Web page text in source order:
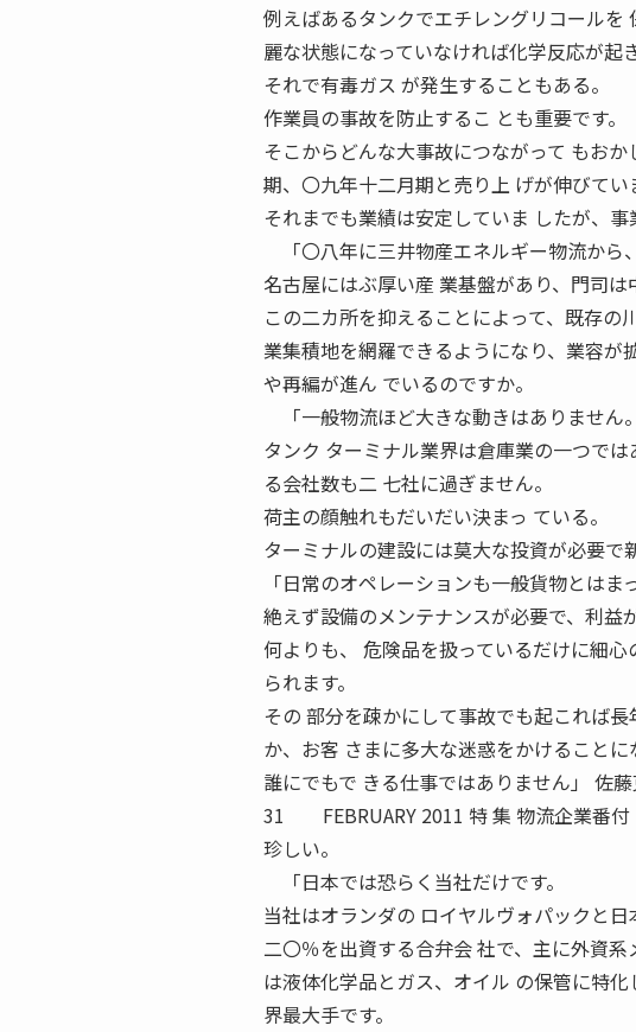
例えばあるタンクでエチレングリコール
麗な状態になっていなければ化学反応が起
それで有毒ガス が発生することもある。
作業員の事故を防止するこ とも重要です。
そこからどんな大事故につながって もお
期、〇九年十二月期と売り上 げが伸びてい
それまでも業績は安定していま したが、事
「〇八年に三井物産エネルギー物流から
名古屋にはぶ厚い産 業基盤があり、門司は
この二カ所を抑えることによって、既存
業集積地を網羅できるようになり、業容
や再編が進ん でいるのですか。
「一般物流ほど大きな動きはありません。
タンク ターミナル業界は倉庫業の一つで
る会社数も二 七社に過ぎません。
荷主の顔触れもだいだい決まっ ている。
ターミナルの建設には莫大な投資が必要
「日常のオペレーションも一般貨物とはま
絶えず設備のメンテナンスが必要で、利益
何よりも、 危険品を扱っているだけに細
られます。
その 部分を疎かにして事故でも起これば
か、お客 さまに多大な迷惑をかけることに
誰にでもで きる仕事ではありません」 佐
31 FEBRUARY 2011 特 集 物流企業番
珍しい。
「日本では恐らく当社だけです。
当社はオランダの ロイヤルヴォパックと
二〇％を出資する合弁会 社で、主に外資
は液体化学品とガス、オイル の保管に特
界最大手です。